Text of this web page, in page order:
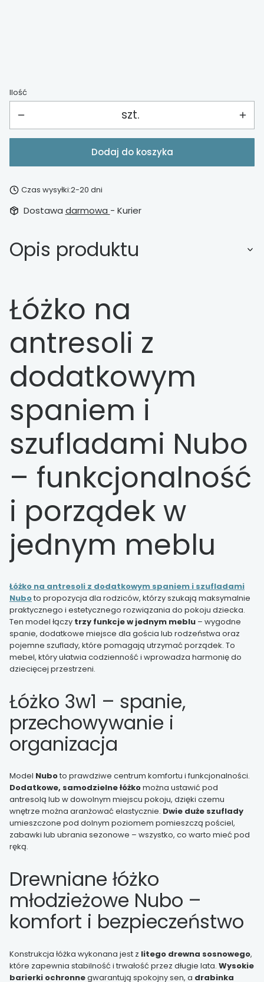
Ilość
szt.
Dodaj do koszyka
Czas wysyłki:2-20 dni
Dostawa darmowa - Kurier
Opis produktu
Łóżko na
antresoli z
dodatkowym
spaniem i
szufladami Nubo
– funkcjonalność
i porządek w
jednym meblu
Łóżko na antresoli z dodatkowym spaniem i szufladami
Nuboto propozycja dla rodziców, którzy szukają maksymalnie
praktycznego i estetycznego rozwiązania do pokoju dziecka.
Ten model łączy trzy funkcje w jednym meblu – wygodne
spanie, dodatkowe miejsce dla gościa lub rodzeństwa oraz
pojemne szuflady, które pomagają utrzymać porządek. To
mebel, który ułatwia codzienność i wprowadza harmonię do
dziecięcej przestrzeni.
Łóżko 3w1 – spanie,
przechowywanie i
organizacja
Model Nuboto prawdziwe centrum komfortu i funkcjonalności.
Dodatkowe, samodzielne łóżkomożna ustawić pod
antresolą lub w dowolnym miejscu pokoju, dzięki czemu
wnętrze można aranżować elastycznie. Dwie duże szuflady
umieszczone pod dolnym poziomem pomieszczą pościel,
zabawki lub ubrania sezonowe – wszystko, co warto mieć pod
ręką.
Drewniane łóżko
młodzieżowe Nubo –
komfort i bezpieczeństwo
Konstrukcja łóżka wykonana jest z litego drewna sosnowego,
które zapewnia stabilność i trwałość przez długie lata. Wysokie
barierki ochronnegwarantują spokojny sen, a drabinka